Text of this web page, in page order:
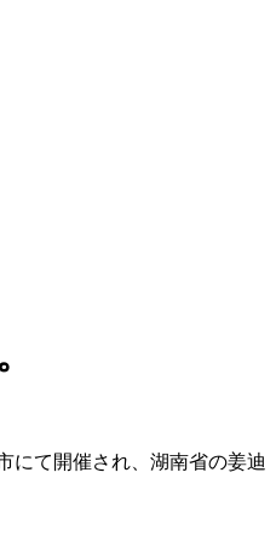
にて開催され、湖南省の姜迪